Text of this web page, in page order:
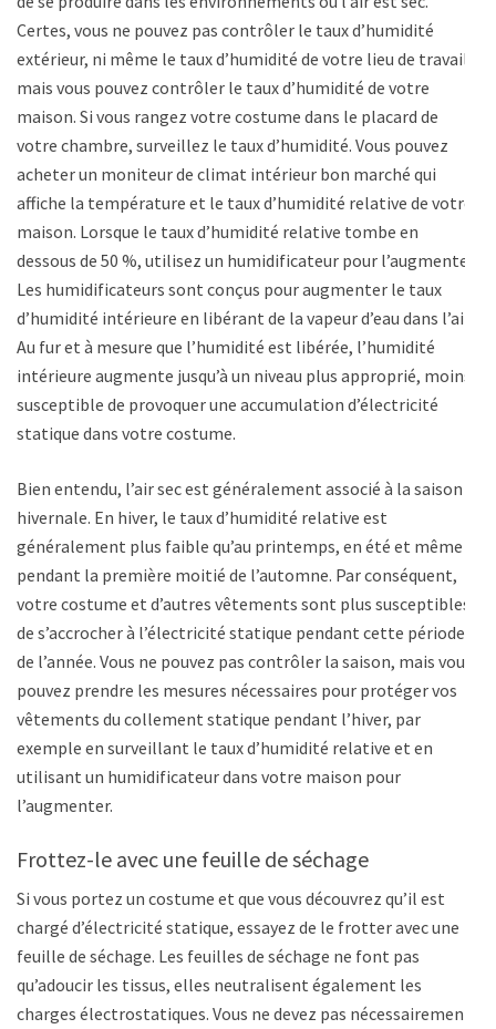
Certes, vous ne pouvez pas contrôler le taux d’humidité
extérieur, ni même le taux d’humidité de votre lieu de travail,
mais vous pouvez contrôler le taux d’humidité de votre
maison. Si vous rangez votre costume dans le placard de
votre chambre, surveillez le taux d’humidité. Vous pouvez
acheter un moniteur de climat intérieur bon marché qui
affiche la température et le taux d’humidité relative de votre
maison. Lorsque le taux d’humidité relative tombe en
dessous de 50 %, utilisez un humidificateur pour l’augmenter.
Les humidificateurs sont conçus pour augmenter le taux
d’humidité intérieure en libérant de la vapeur d’eau dans l’air.
Au fur et à mesure que l’humidité est libérée, l’humidité
intérieure augmente jusqu’à un niveau plus approprié, moins
susceptible de provoquer une accumulation d’électricité
statique dans votre costume.
Bien entendu, l’air sec est généralement associé à la saison
hivernale. En hiver, le taux d’humidité relative est
généralement plus faible qu’au printemps, en été et même
pendant la première moitié de l’automne. Par conséquent,
votre costume et d’autres vêtements sont plus susceptibles
de s’accrocher à l’électricité statique pendant cette période
de l’année. Vous ne pouvez pas contrôler la saison, mais vous
pouvez prendre les mesures nécessaires pour protéger vos
vêtements du collement statique pendant l’hiver, par
exemple en surveillant le taux d’humidité relative et en
utilisant un humidificateur dans votre maison pour
l’augmenter.
Frottez-le avec une feuille de séchage
Si vous portez un costume et que vous découvrez qu’il est
chargé d’électricité statique, essayez de le frotter avec une
feuille de séchage. Les feuilles de séchage ne font pas
qu’adoucir les tissus, elles neutralisent également les
charges électrostatiques. Vous ne devez pas nécessairement